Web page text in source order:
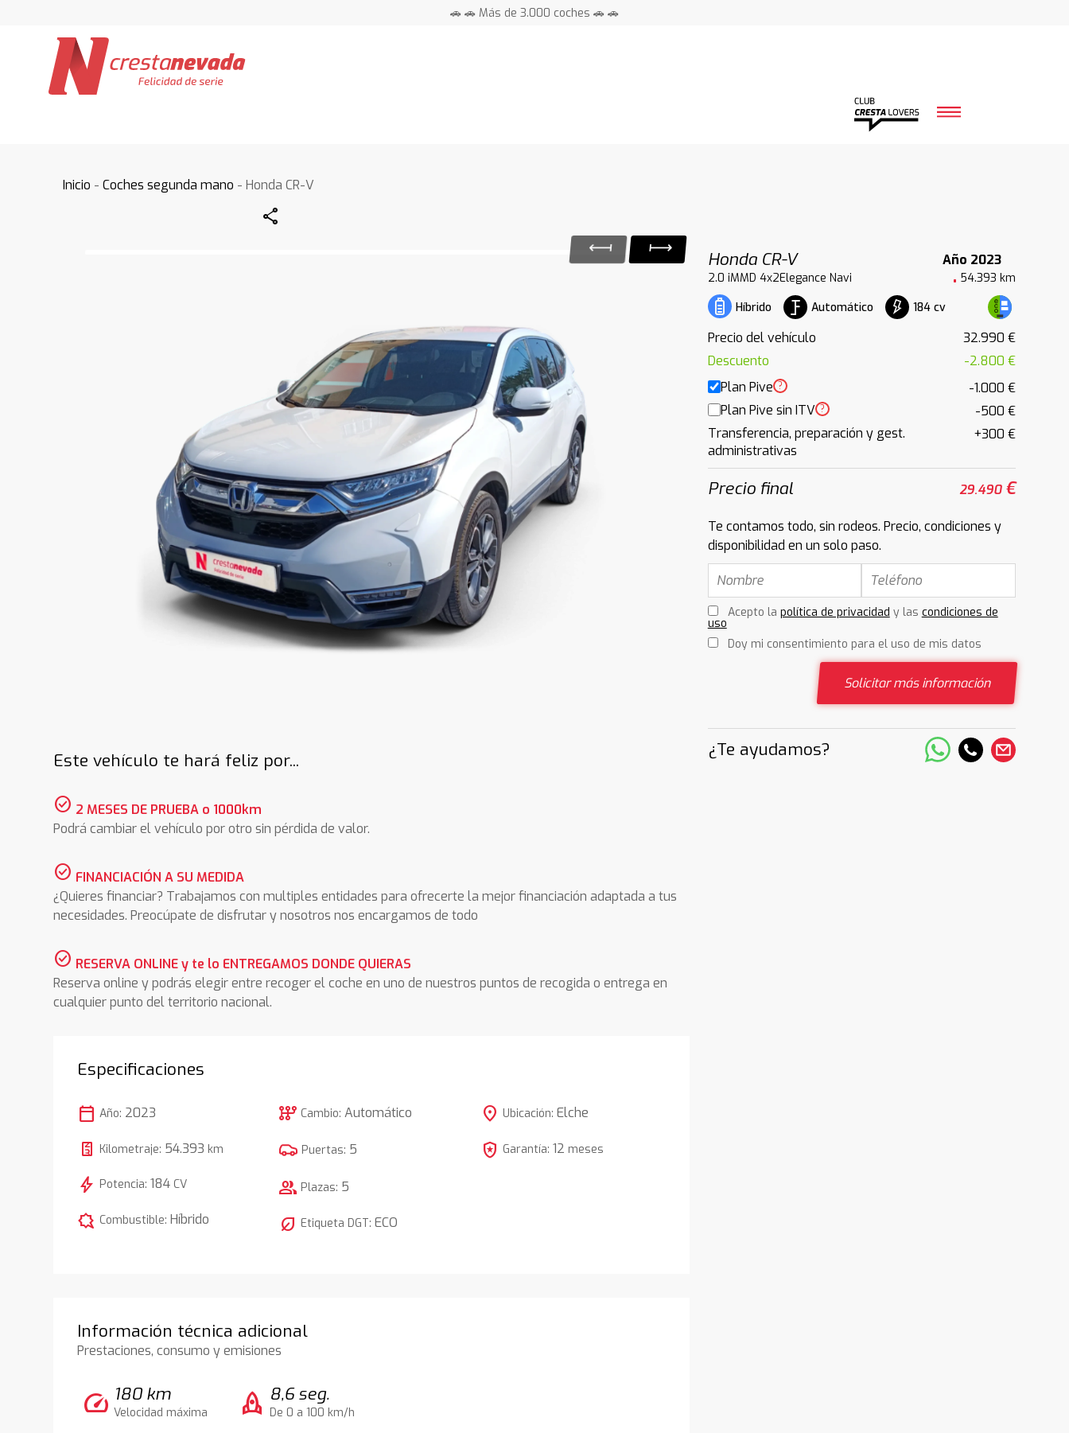
🚗 🚗 Más de 3.000 coches 🚗 🚗
Inicio -Coches segunda mano - Honda CR-V
Share
Honda CR-V
Año 2023
2.0 iMMD 4x2Elegance Navi
54.393 km
Híbrido
Automático 184 cv
Precio del vehículo
32.990 €
Descuento
-2.800 €
Plan Pive ?
-1.000 €
Plan Pive sin ITV ?
-500 €
Transferencia, preparación y gest.
administrativas
+300 €
Precio final 29.490€
Te contamos todo, sin rodeos. Precio, condiciones y
disponibilidad en un solo paso.
Acepto la política de privacidad y las condiciones de
uso
Doy mi consentimiento para el uso de mis datos
Solicitar más información
¿Te ayudamos?
Este vehículo te hará feliz por...
check_circle 2 MESES DE PRUEBA o 1000km
Podrá cambiar el vehículo por otro sin pérdida de valor.
check_circle FINANCIACIÓN A SU MEDIDA
¿Quieres financiar? Trabajamos con multiples entidades para ofrecerte la mejor financiación adaptada a tus
necesidades. Preocúpate de disfrutar y nosotros nos encargamos de todo
check_circle RESERVA ONLINE y te lo ENTREGAMOS DONDE QUIERAS
Reserva online y podrás elegir entre recoger el coche en uno de nuestros puntos de recogida o entrega en
cualquier punto del territorio nacional.
Especificaciones
calendar_today Año: 2023
Kilometraje: 54.393 km
bolt Potencia:184 CV
comic_bubble Combustible:Híbrido
auto_transmission Cambio:Automático
Puertas: 5
group Plazas: 5
nest_eco_leaf Etiqueta DGT:ECO
location_on Ubicación: Elche
local_police Garantía: 12 meses
Información técnica adicional
Prestaciones, consumo y emisiones
speed 180 km
Velocidad máxima rocket 8,6 seg.
De 0 a 100 km/h